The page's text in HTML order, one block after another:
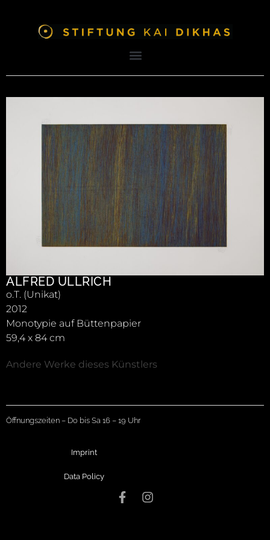
ALFRED ULLRICH
o.T. (Unikat)
2012
Monotypie auf Büttenpapier
59,4 x 84 cm
Andere Werke dieses Künstlers
Öffnungszeiten – Do bis Sa 16 – 19 Uhr
Imprint
Data Policy